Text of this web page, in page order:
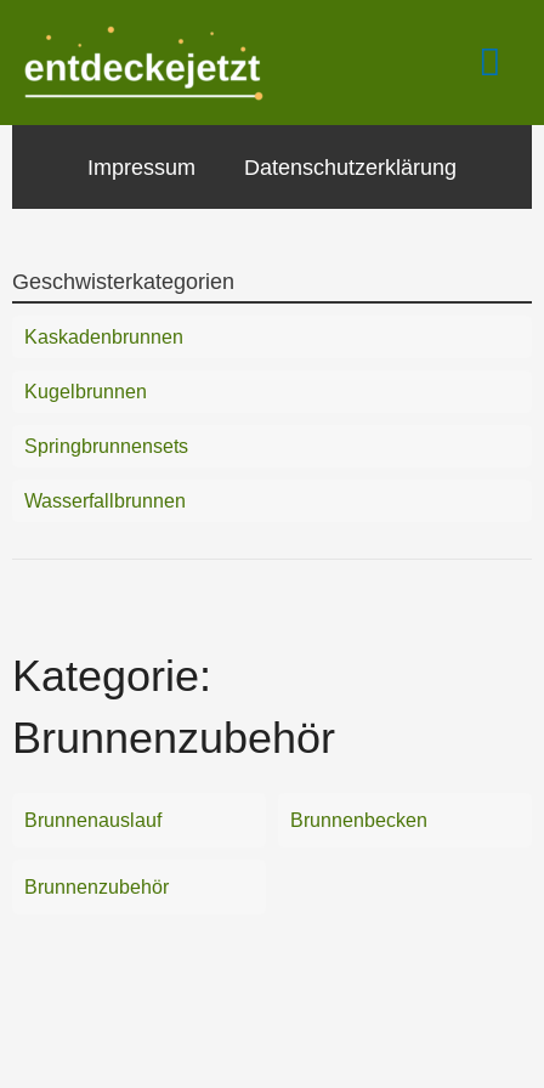
springen
Geschwisterkategorien
Kaskadenbrunnen
Kugelbrunnen
Springbrunnensets
Wasserfallbrunnen
Kategorie:
Brunnenzubehör
Brunnenauslauf Brunnenbecken
Brunnenzubehör
Impressum Datenschutzerklärung